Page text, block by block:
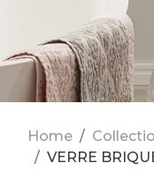
Home
VERRE